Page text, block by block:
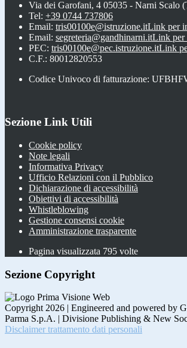
Via dei Garofani, 4 05035 - Narni Scalo
Tel: +39 0744 737806
Email: tris00100e@istruzione.itLink per
Email: segreteria@gandhinarni.itLink per
PEC: tris00100e@pec.istruzione.itLink
C.F.: 80012820553
Codice Univoco di fatturazione:
Sezione Link Utili
Cookie policy
Note legali
Informativa Privacy
Ufficio Relazioni con il Pubblico
Dichiarazione di accessibilità
Obiettivi di accessibilità
Whistleblowing
Gestione consensi cookie
Amministrazione trasparente
Pagina visualizzata 795 volte
Sezione Copyright
Copyright 2026 | Engineered and powered by
Parma S.p.A. | Divisione Publishing & New
Disclaimer trattamento dati personali